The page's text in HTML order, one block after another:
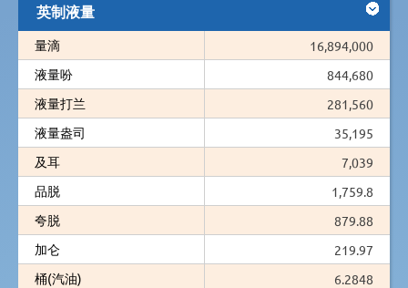
英制液量
量滴
16,894,000
液量吩
844,680
液量打兰
281,560
液量盎司
35,195
及耳
7,039
品脱
1,759.8
夸脱
879.88
加仑
219.97
桶(汽油)
6.2848